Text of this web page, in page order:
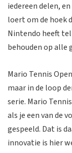
iedereen delen,
loert om de hoek
Nintendo heeft
behouden op alle
Mario Tennis
maar in de loop
serie. Mario
als je een van de
gespeeld. Dat is
innovatie is hier